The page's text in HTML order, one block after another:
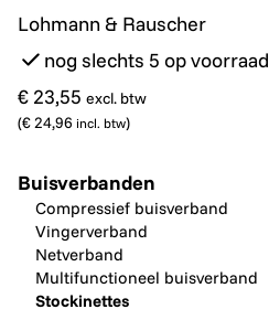
Lohmann & Rauscher
nog slechts 5 op voorraad
€ 23,55 excl. btw
(€ 24,96 incl. btw)
Buisverbanden
Compressief buisverband
Vingerverband
Netverband
Multifunctioneel buisverband
Stockinettes